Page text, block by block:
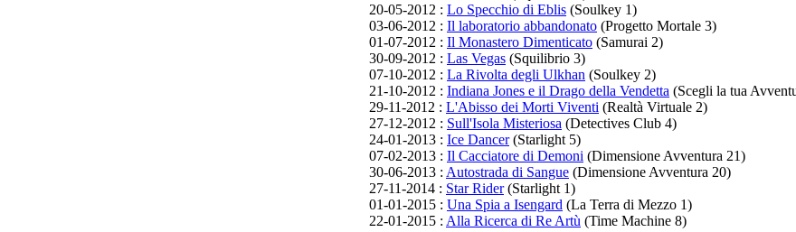
20-05-2012 : Lo Specchio di Eblis (Soulkey 1)
03-06-2012 : Il laboratorio abbandonato (Progetto Mortale 3)
01-07-2012 : Il Monastero Dimenticato (Samurai 2)
30-09-2012 : Las Vegas (Squilibrio 3)
07-10-2012 : La Rivolta degli Ulkhan (Soulkey 2)
21-10-2012 : Indiana Jones e il Drago della Vendetta (Scegli la tua
29-11-2012 : L'Abisso dei Morti Viventi (Realtà Virtuale 2)
27-12-2012 : Sull'Isola Misteriosa (Detectives Club 4)
24-01-2013 : Ice Dancer(Starlight 5)
07-02-2013 : Il Cacciatore di Demoni (Dimensione Avventura 21)
30-06-2013 : Autostrada di Sangue (Dimensione Avventura 20)
27-11-2014 : Star Rider(Starlight 1)
01-01-2015 : Una Spia a Isengard (La Terra di Mezzo 1)
22-01-2015 : Alla Ricerca di Re Artù (Time Machine 8)